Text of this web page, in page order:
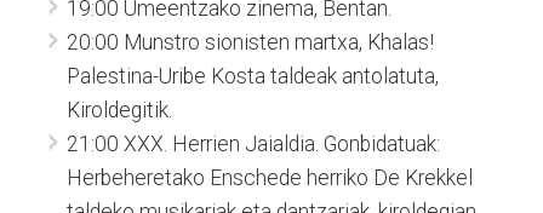
19:00 Umeentzako zinema, Bentan.
20:00 Munstro sionisten martxa, Khalas!
Palestina-Uribe Kosta taldeak antolatuta,
Kiroldegitik.
21:00 XXX. Herrien Jaialdia. Gonbidatuak:
Herbeheretako Enschede herriko De Krekkel